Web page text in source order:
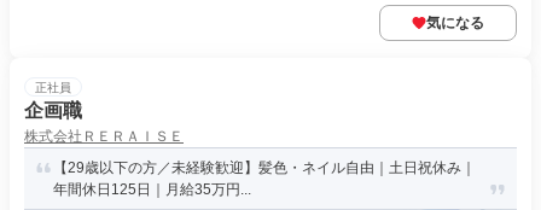
気になる
正社員
企画職
株式会社ＲＥＲＡＩＳＥ
【29歳以下の方／未経験歓迎】髪色・ネイル自由｜土日祝休み｜
年間休日125日｜月給35万円...